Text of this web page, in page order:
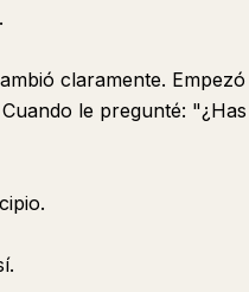
claramente.
le pregunté: